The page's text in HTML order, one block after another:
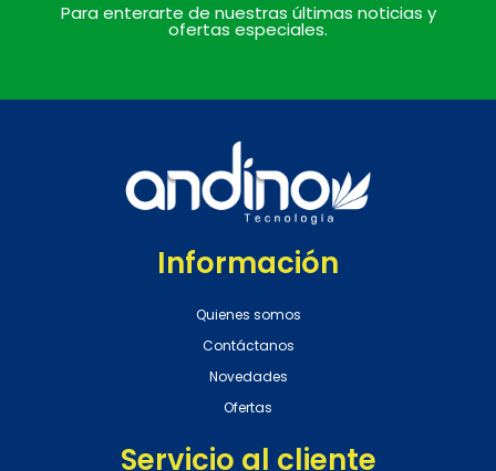
Para enterarte de nuestras últimas noticias y
ofertas especiales.
Información
Quienes somos
Contáctanos
Novedades
Ofertas
Servicio al cliente